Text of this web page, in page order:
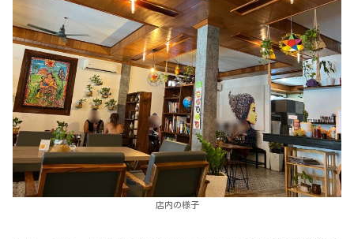
店内の様子